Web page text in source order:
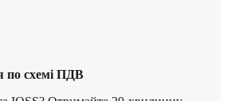
по схемі ПДВ